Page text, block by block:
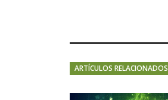
ARTÍCULOS RELACIONADOS